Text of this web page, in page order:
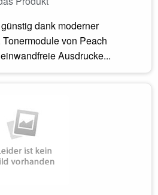
dank moderner
von Peach
Ausdrucke...